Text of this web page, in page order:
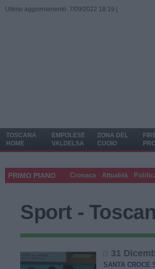
Ultimo aggiornamento: 7/09/2022 18:19 |
TOSCANA
HOME
EMPOLESE
VALDELSA
ZONA DEL
CUOIO
PRIMO PIANO Cronaca Attualità
Sport -
31
SANTA CROCE